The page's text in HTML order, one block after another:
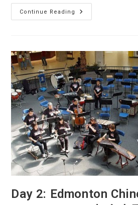
Continue Reading
Day
3:
2010
加
拿
大
愛
民
頓
中
樂
節
Day 2: Edmonton